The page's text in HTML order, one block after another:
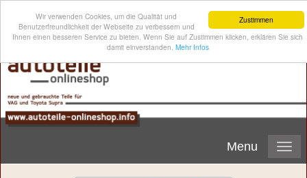
Zustimmen
Wir verwenden Cookies, um die Qualität und
Benutzerfreundlichkeit der Webseite zu verbessern und
Ihnen einen besseren Service zu bieten. Wenn Sie auf Zustimmen klicken, erklären Sie sich
damit einverstanden. Mehr Infos
Menu